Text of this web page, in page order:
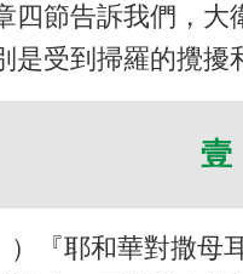
節告訴我們，
受到掃羅的攪擾
『耶和華對撒